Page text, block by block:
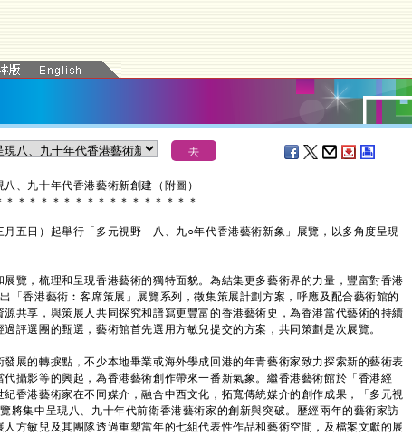
八、九十年代香港藝術新創建（附圖）
＊ ＊ ＊ ＊ ＊ ＊ ＊ ＊ ＊ ＊ ＊ ＊ ＊ ＊ ＊ ＊ ＊
五日）起舉行「多元視野—八、九○年代香港藝術新象」展覽，以多角度呈現
，梳理和呈現香港藝術的獨特面貌。為結集更多藝術界的力量，豐富對香港
「香港藝術︰客席策展」展覽系列，徵集策展計劃方案，呼應及配合藝術館的
共享，與策展人共同探究和譜寫更豐富的香港藝術史，為香港當代藝術的持續
評選團的甄選，藝術館首先選用方敏兒提交的方案，共同策劃是次展覽。
的轉捩點，不少本地畢業或海外學成回港的年青藝術家致力探索新的藝術表
攝影等的興起，為香港藝術創作帶來一番新氣象。繼香港藝術館於「香港經
香港藝術家在不同媒介，融合中西文化，拓寬傳統媒介的創作成果，「多元視
將集中呈現八、九十年代前衛香港藝術家的創新與突破。歷經兩年的藝術家訪
方敏兒及其團隊透過重塑當年的七組代表性作品和藝術空間，及檔案文獻的展